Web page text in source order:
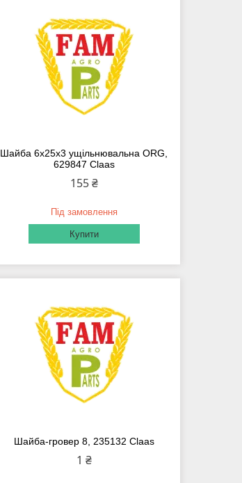
Шайба 6х25х3 ущільнювальна ORG,
629847 Claas
155 ₴
Під замовлення
Купити
Шайба-гровер 8, 235132 Claas
1 ₴